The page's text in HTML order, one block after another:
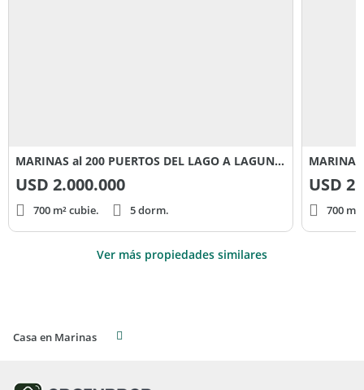
MARINAS al 200 PUERTOS DEL LAGO A LAGUNA CENTRAL
USD 2.000.000
700 m² cubie. 5 dorm.
USD
700
Ver más propiedades similares
Casa en Marinas